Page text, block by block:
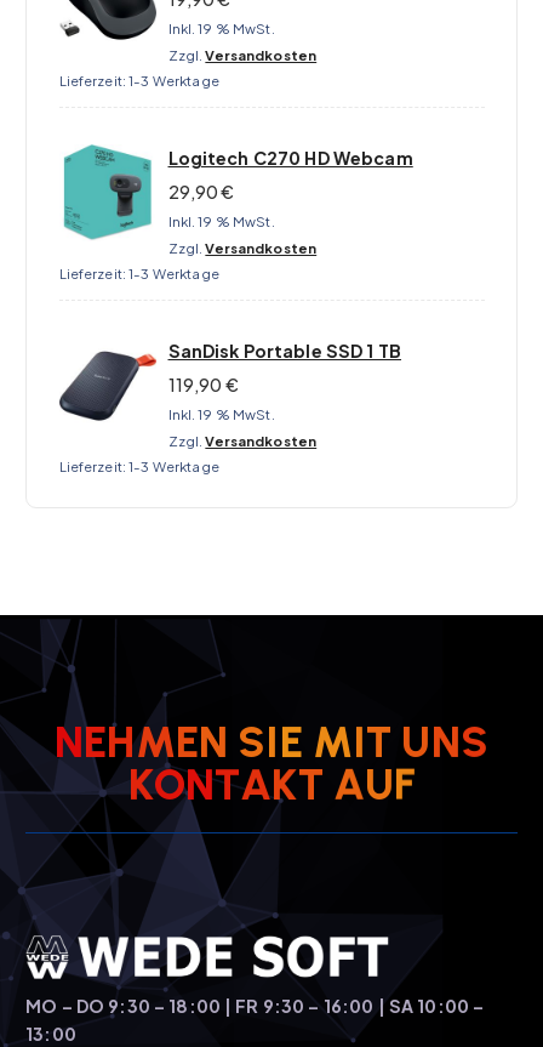
Inkl. 19 % MwSt.
Zzgl.Versandkosten
Lieferzeit:1-3 Werktage
Logitech C270 HD Webcam
29,90€
Inkl. 19 % MwSt.
Zzgl.Versandkosten
Lieferzeit:1-3 Werktage
SanDisk Portable SSD 1 TB
119,90 €
Inkl. 19 % MwSt.
Zzgl.Versandkosten
Lieferzeit:1-3 Werktage
NEHMEN SIE MIT UNS
KONTAKT AUF
MO – DO 9:30 – 18:00 | FR 9:30 – 16:00 | SA 10:00 –
13:00